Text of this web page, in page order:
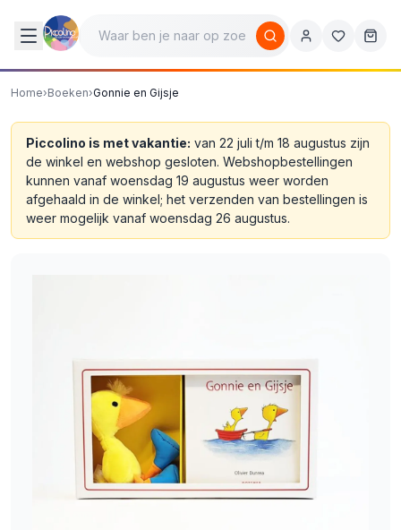
Home›Boeken›Gonnie en Gijsje
Piccolino is met vakantie: van 22 juli t/m 18 augustus zijn
de winkel en webshop gesloten. Webshopbestellingen
kunnen vanaf woensdag 19 augustus weer worden
afgehaald in de winkel; het verzenden van bestellingen is
weer mogelijk vanaf woensdag 26 augustus.